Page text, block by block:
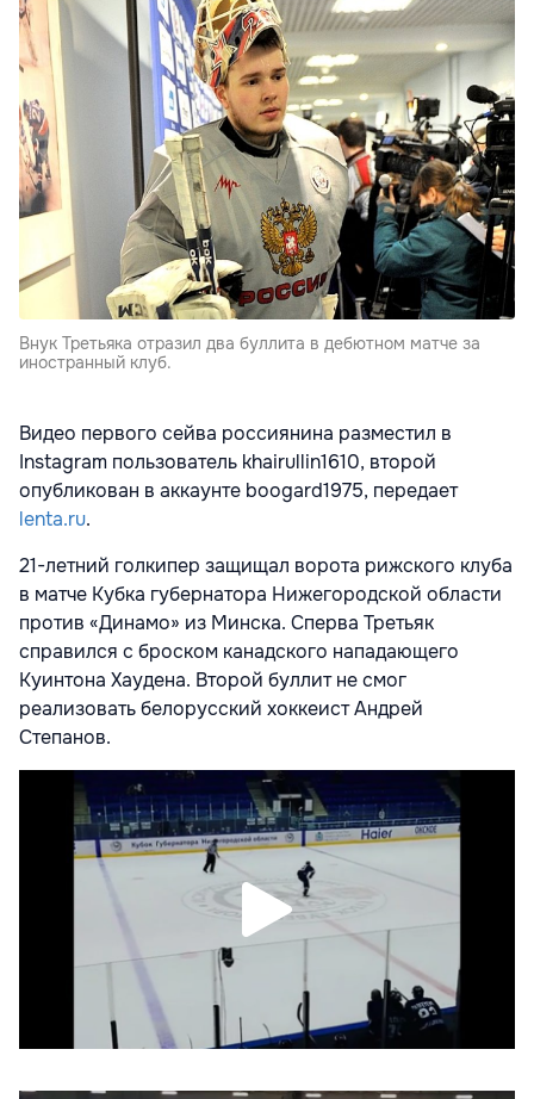
Внук Третьяка отразил два буллита в дебютном матче за
иностранный клуб.
Видео первого сейва россиянина разместил в
Instagram пользователь khairullin1610, второй
опубликован в аккаунте boogard1975, передает
lenta.ru.
21-летний голкипер защищал ворота рижского клуба
в матче Кубка губернатора Нижегородской области
против «Динамо» из Минска. Сперва Третьяк
справился с броском канадского нападающего
Куинтона Хаудена. Второй буллит не смог
реализовать белорусский хоккеист Андрей
Степанов.